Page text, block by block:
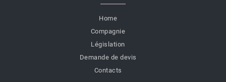
Home
Compagnie
Législation
Demande de devis
Contacts